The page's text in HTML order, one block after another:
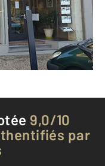
9,0/10
par